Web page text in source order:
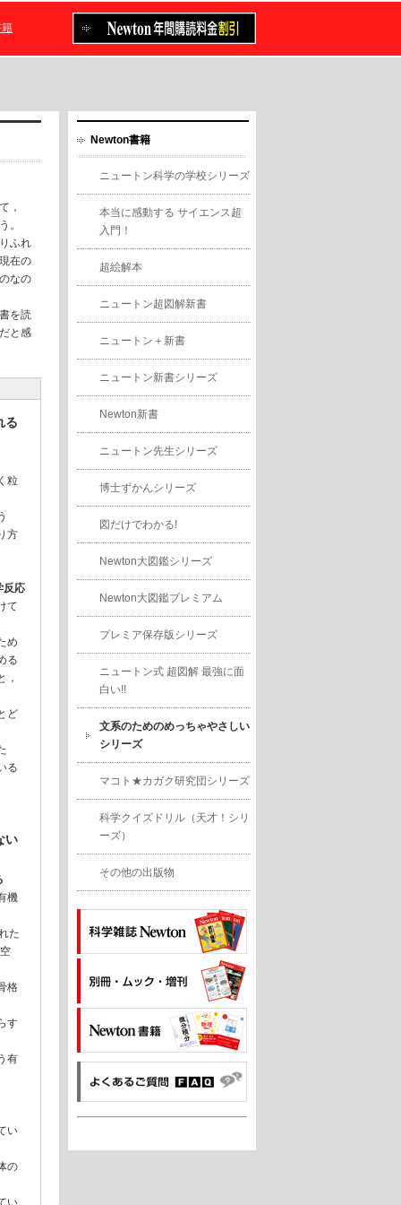
籍
，
。
ふれ
在の
なの
を読
と感
る
粒
方
反応
て
め
る
，
ど
る
い
機
た
格
す
有
い
の
い
Newton書籍
ニュートン科学の学校シリーズ
本当に感動する サイエンス超
入門！
超絵解本
ニュートン超図解新書
ニュートン＋新書
ニュートン新書シリーズ
Newton新書
ニュートン先生シリーズ
博士ずかんシリーズ
図だけでわかる!
Newton大図鑑シリーズ
Newton大図鑑プレミアム
プレミア保存版シリーズ
ニュートン式 超図解 最強に面
白い!!
文系のためのめっちゃやさしい
シリーズ
マコト★カガク研究団シリーズ
科学クイズドリル（天才！シリ
ーズ）
その他の出版物